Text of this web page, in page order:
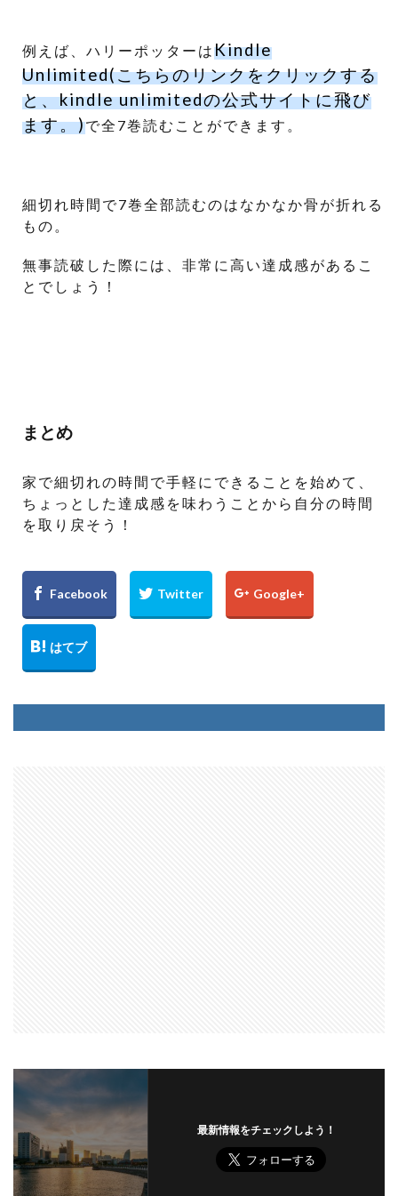
例えば、ハリーポッターはKindle
Unlimited(こちらのリンクをクリックする
と、kindle unlimitedの公式サイトに飛び
ます。)で全7巻読むことができます。
細切れ時間で7巻全部読むのはなかなか骨が折れる
もの。
無事読破した際には、非常に高い達成感があるこ
とでしょう！
まとめ
家で細切れの時間で手軽にできることを始めて、
ちょっとした達成感を味わうことから自分の時間
を取り戻そう！
最新情報をチェックしよう！